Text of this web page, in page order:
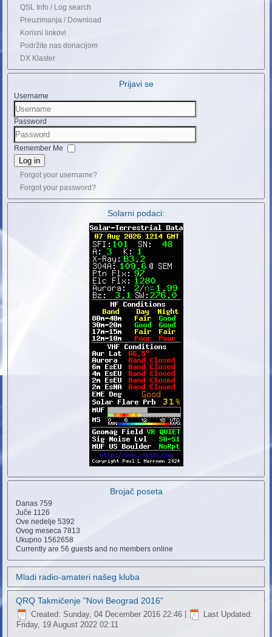
QSL Info / Log search
Preuzimanja / Download
Korisni linkovi
Podržite nas donacijom
DX Klaster
Prijavi se
Username
Password
Remember Me
Log in
Forgot your username?
Forgot your password?
Solarni podaci:
Brojač poseta
Danas759
Juče 1126
Ove nedelje5392
Ovog meseca7813
Ukupno 1562658
Currently are 56 guests and no members online
Mladi radio-amateri našeg kluba
QRQ Takmičenje "Novi Beograd 2016"
Created: Sunday, 04 December 2016 22:46
Last Updated:
Friday, 19 August 2022 02:11